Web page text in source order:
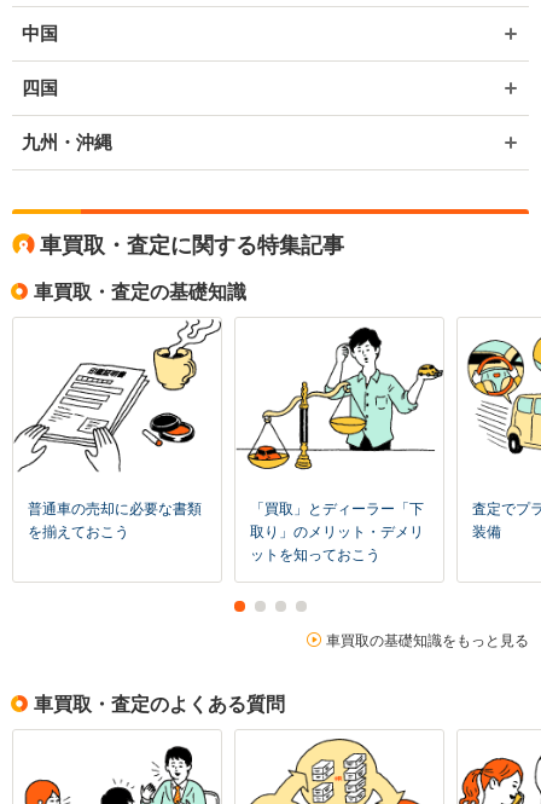
中国
四国
九州・沖縄
車買取・査定に関する特集記事
車買取・査定の基礎知識
普通車の売却に必要な書類
を揃えておこう
「買取」とディーラー「下
取り」のメリット・デメリ
ットを知っておこう
査定でプ
装備
車買取の基礎知識をもっと見る
車買取・査定のよくある質問